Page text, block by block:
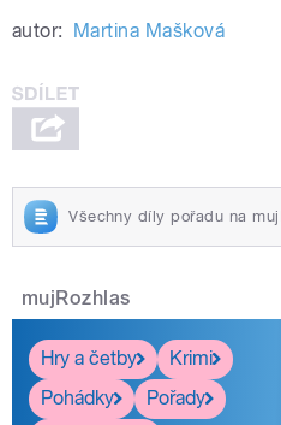
autor: Martina Mašková
Všechny díly pořadu na
mujRozhlas
Hry a četby
Krimi
Pohádky
Pořady